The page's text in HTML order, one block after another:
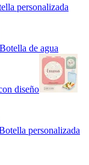
personalizada
Botella de agua
diseño
personalizada